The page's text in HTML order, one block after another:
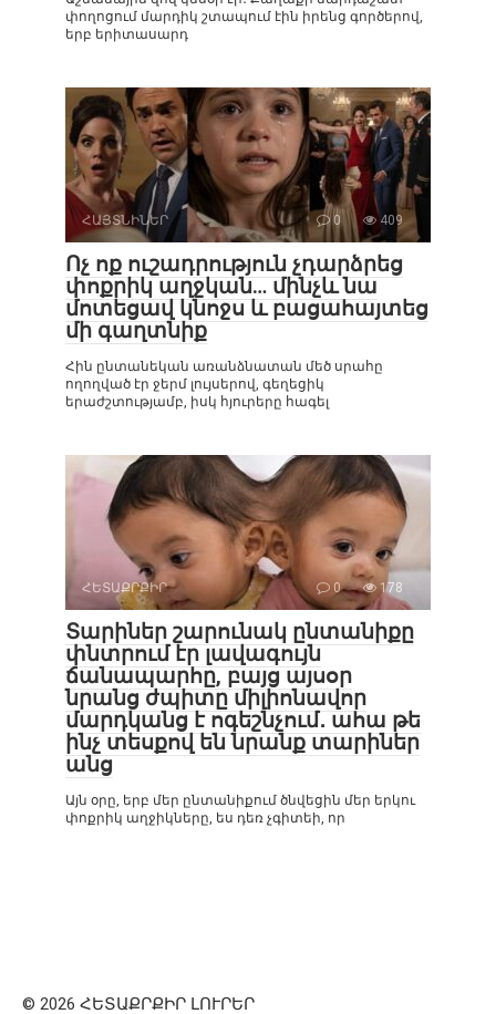
փողոցում մարդիկ շտապում էին իրենց գործերով,
երբ երիտասարդ
ՀԱՅՏՆԻՆԵՐ 0 409
Ոչ ոք ուշադրություն չդարձրեց
փոքրիկ աղջկան… մինչև նա
մոտեցավ կնոջս և բացահայտեց
մի գաղտնիք
Հին ընտանեկան առանձնատան մեծ սրահը
ողողված էր ջերմ լույսերով, գեղեցիկ
երաժշտությամբ, իսկ հյուրերը հագել
ՀԵՏԱՔՐՔԻՐ 0 178
Տարիներ շարունակ ընտանիքը
փնտրում էր լավագույն
ճանապարհը, բայց այսօր
նրանց ժպիտը միլիոնավոր
մարդկանց է ոգեշնչում․ ահա թե
ինչ տեսքով են նրանք տարիներ
անց
Այն օրը, երբ մեր ընտանիքում ծնվեցին մեր երկու
փոքրիկ աղջիկները, ես դեռ չգիտեի, որ
© 2026 ՀԵՏԱՔՐՔԻՐ ԼՈՒՐԵՐ